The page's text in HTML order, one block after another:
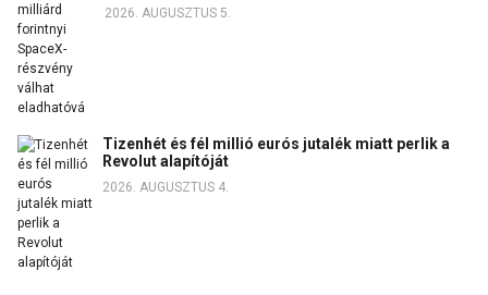
2026. AUGUSZTUS 5.
Tizenhét és fél millió eurós jutalék miatt perlik a
Revolut alapítóját
2026. AUGUSZTUS 4.